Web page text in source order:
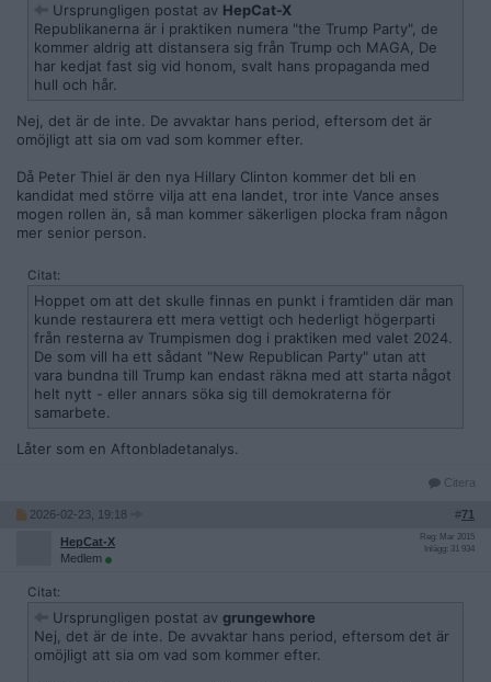
Ursprungligen postat av HepCat-X
Republikanerna är i praktiken numera "the Trump Party", de
kommer aldrig att distansera sig från Trump och MAGA, De
har kedjat fast sig vid honom, svalt hans propaganda med
hull och hår.
Nej, det är de inte. De avvaktar hans period, eftersom det är
omöjligt att sia om vad som kommer efter.
Då Peter Thiel är den nya Hillary Clinton kommer det bli en
kandidat med större vilja att ena landet, tror inte Vance anses
mogen rollen än, så man kommer säkerligen plocka fram någon
mer senior person.
Citat:
Hoppet om att det skulle finnas en punkt i framtiden där man
kunde restaurera ett mera vettigt och hederligt högerparti
från resterna av Trumpismen dog i praktiken med valet 2024.
De som vill ha ett sådant "New Republican Party" utan att
vara bundna till Trump kan endast räkna med att starta något
helt nytt - eller annars söka sig till demokraterna för
samarbete.
Låter som en Aftonbladetanalys.
Citera
2026-02-23, 19:18 #71
HepCat-X
Medlem
Reg: Mar 2015
Inlägg: 31 934
Citat:
Ursprungligen postat av grungewhore
Nej, det är de inte. De avvaktar hans period, eftersom det är
omöjligt att sia om vad som kommer efter.